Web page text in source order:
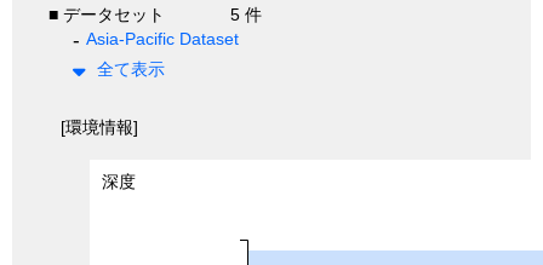
■ データセット
5 件
Asia-Pacific Dataset
全て表示
[環境情報]
深度